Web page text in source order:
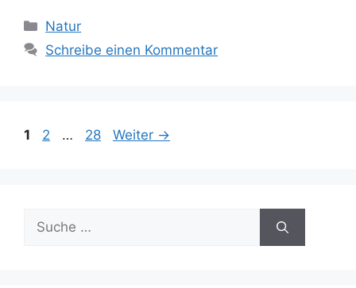
Kategorien
Natur
Schreibe einen Kommentar
Seite
1 Seite
2 … Seite
28 Weiter →
Suche
nach: